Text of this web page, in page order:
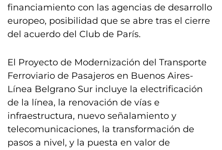
financiamiento con las agencias de desarrollo
europeo, posibilidad que se abre tras el cierre
del acuerdo del Club de París.
El Proyecto de Modernización del Transporte
Ferroviario de Pasajeros en Buenos Aires-
Línea Belgrano Sur incluye la electrificación
de la línea, la renovación de vías e
infraestructura, nuevo señalamiento y
telecomunicaciones, la transformación de
pasos a nivel, y la puesta en valor de